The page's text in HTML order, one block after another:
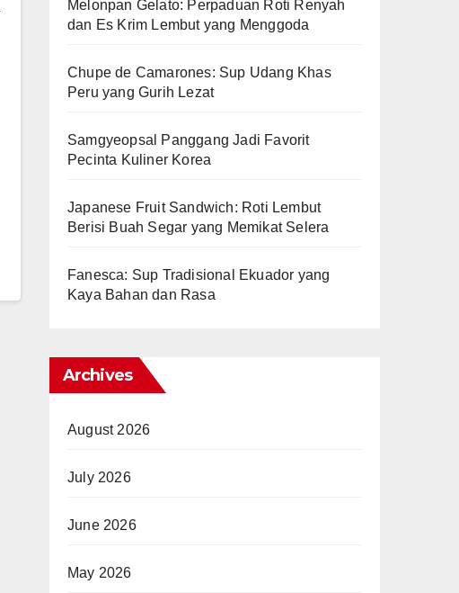
Melonpan Gelato: Perpaduan Roti Renyah
dan Es Krim Lembut yang Menggoda
Chupe de Camarones: Sup Udang Khas
Peru yang Gurih Lezat
Samgyeopsal Panggang Jadi Favorit
Pecinta Kuliner Korea
Japanese Fruit Sandwich: Roti Lembut
Berisi Buah Segar yang Memikat Selera
Fanesca: Sup Tradisional Ekuador yang
Kaya Bahan dan Rasa
Archives
August 2026
July 2026
June 2026
May 2026